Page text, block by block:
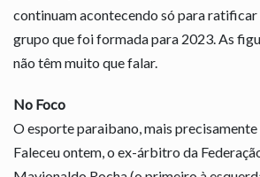
continuam acontecendo só para
grupo que foi formada para 2023. As
não têm muito que falar.
No Foco
O esporte paraibano, mais precisamente
Faleceu ontem, o ex-árbitro da